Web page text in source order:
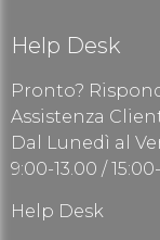
Help Desk
Pronto?
Assistenza
Dal Lunedì al
9:00-13.00 /
Help Desk